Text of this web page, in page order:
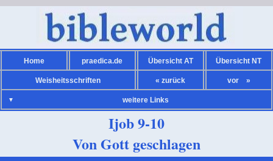
Home praedica.de Übersicht AT Übersicht NT
Weisheitsschriften « zurück vor »
weitere Links
Ijob 9-10
Von Gott geschlagen